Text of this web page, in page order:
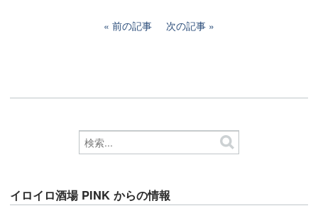
前の記事 次の記事
イロイロ酒場 PINK からの情報